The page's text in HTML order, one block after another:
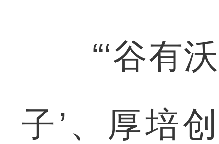
“‘谷有沃
子’、厚培